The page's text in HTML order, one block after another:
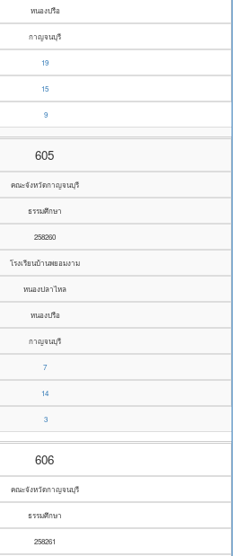
หนองปรือ
กาญจนบุรี
19
15
9
605
คณะจังหวัดกาญจนบุรี
ธรรมศึกษา
258260
โรงเรียนบ้านพยอมงาม
หนองปลาไหล
หนองปรือ
กาญจนบุรี
7
14
3
606
คณะจังหวัดกาญจนบุรี
ธรรมศึกษา
258261